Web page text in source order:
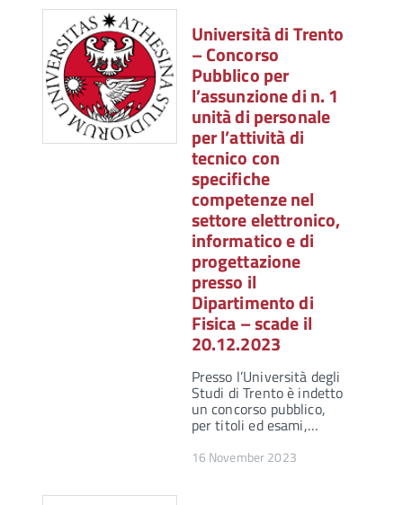
Università di Trento
– Concorso
Pubblico per
l’assunzione di n. 1
unità di personale
per l’attività di
tecnico con
specifiche
competenze nel
settore elettronico,
informatico e di
progettazione
presso il
Dipartimento di
Fisica – scade il
20.12.2023
Presso l’Università degli
Studi di Trento è indetto
un concorso pubblico,
per titoli ed esami,…
16 November 2023